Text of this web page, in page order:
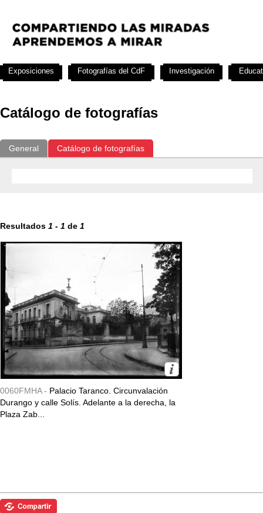
Catálogo de fotografías
General Catálogo de fotografías
Resultados 1 - 1 de 1
0060FMHA - Palacio Taranco. Circunvalación
Durango y calle Solís. Adelante a la derecha, la
Plaza Zab...
Exposiciones Fotografías del CdF Investigación